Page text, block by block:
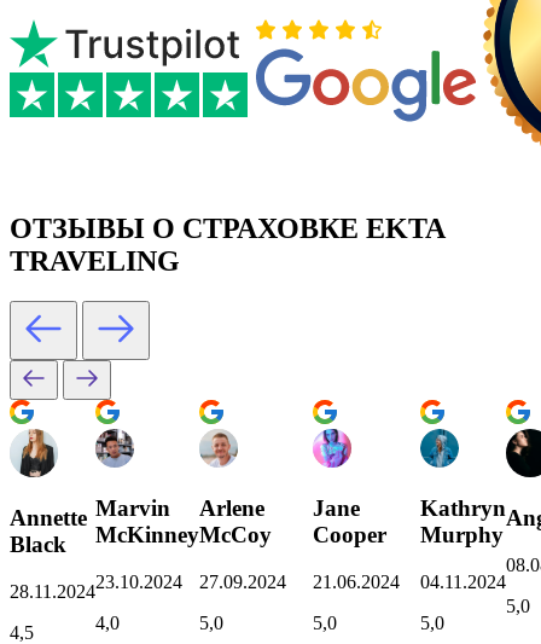
ОТЗЫВЫ О СТРАХОВКЕ EKTA
TRAVELING
Annette
Black
28.11.2024
4,5
Marvin
McKinney
23.10.2024
4,0
Arlene
McCoy
27.09.2024
5,0
Jane
Cooper
21.06.2024
5,0
Kathryn
Murphy
04.11.2024
5,0
5,0